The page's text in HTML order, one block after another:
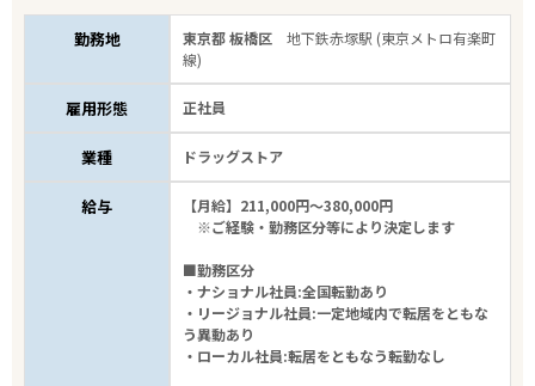
勤務地 東京都 板橋区地下鉄赤塚駅 (東京メトロ有楽町
線)
雇用形態 正社員
業種 ドラッグストア
給与
【月給】211,000円～380,000円
※ご経験・勤務区分等により決定します
■勤務区分
・ナショナル社員:全国転勤あり
・リージョナル社員:一定地域内で転居をともな
う異動あり
・ローカル社員:転居をともなう転勤なし